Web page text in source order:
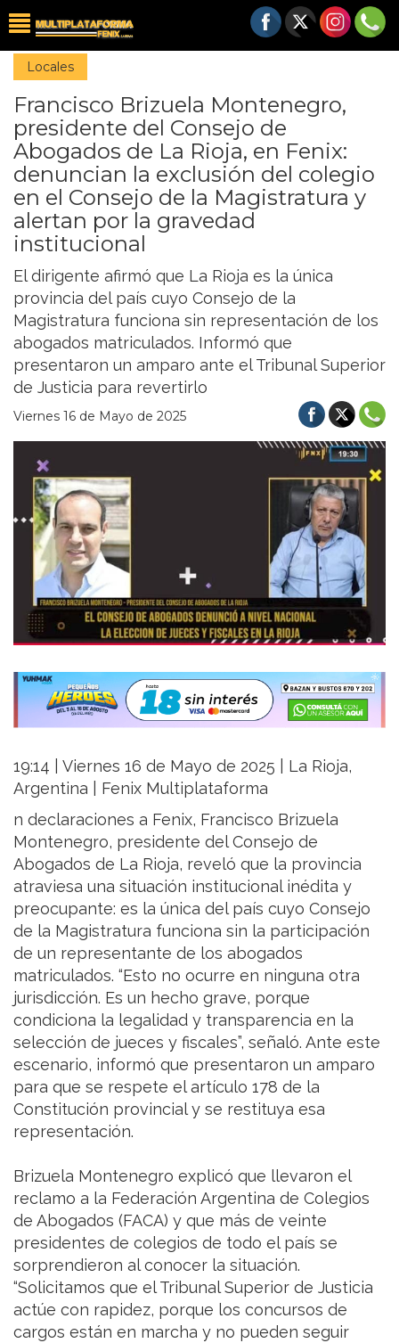
Locales
Francisco Brizuela Montenegro,
presidente del Consejo de
Abogados de La Rioja, en Fenix:
denuncian la exclusión del colegio
en el Consejo de la Magistratura y
alertan por la gravedad
institucional
El dirigente afirmó que La Rioja es la única
provincia del país cuyo Consejo de la
Magistratura funciona sin representación de los
abogados matriculados. Informó que
presentaron un amparo ante el Tribunal Superior
de Justicia para revertirlo
Viernes 16 de Mayo de 2025
19:14 | Viernes 16 de Mayo de 2025 | La Rioja,
Argentina | Fenix Multiplataforma
n declaraciones a Fenix, Francisco Brizuela
Montenegro, presidente del Consejo de
Abogados de La Rioja, reveló que la provincia
atraviesa una situación institucional inédita y
preocupante: es la única del país cuyo Consejo
de la Magistratura funciona sin la participación
de un representante de los abogados
matriculados. “Esto no ocurre en ninguna otra
jurisdicción. Es un hecho grave, porque
condiciona la legalidad y transparencia en la
selección de jueces y fiscales”, señaló. Ante este
escenario, informó que presentaron un amparo
para que se respete el artículo 178 de la
Constitución provincial y se restituya esa
representación.
Brizuela Montenegro explicó que llevaron el
reclamo a la Federación Argentina de Colegios
de Abogados (FACA) y que más de veinte
presidentes de colegios de todo el país se
sorprendieron al conocer la situación.
“Solicitamos que el Tribunal Superior de Justicia
actúe con rapidez, porque los concursos de
cargos están en marcha y no pueden seguir